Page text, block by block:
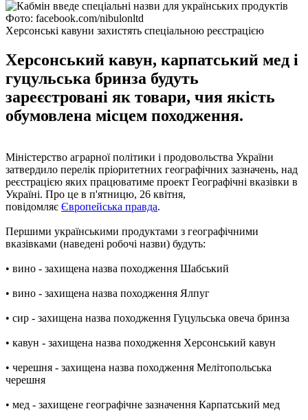
Фото: facebook.com/nibulonltd
Херсонські кавуни захистять спеціальною реєстрацією
Херсонський кавун, карпатський мед і
гуцульська бринза будуть
зареєстровані як товари, чия якість
обумовлена місцем походження.
Міністерство аграрної політики і продовольства України
затвердило перелік пріоритетних географічних зазначень, над
реєстрацією яких працюватиме проект Географічні вказівки в
Україні. Про це в п'ятницю, 26 квітня,
повідомляє Європейська правда.
Першими українськими продуктами з географічними
вказівками (наведені робочі назви) будуть:
• вино - захищена назва походження Шабський
• вино - захищена назва походження Ялпуг
• сир - захищена назва походження Гуцульська овеча бринза
• кавун - захищена назва походження Херсонський кавун
• черешня - захищена назва походження Мелітопольська
черешня
• мед - захищене географічне зазначення Карпатський мед